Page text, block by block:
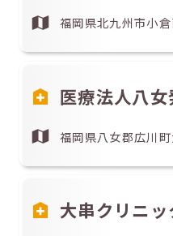
福岡県北九州市小
医療法人八
福岡県八女郡広川
大串クリニッ